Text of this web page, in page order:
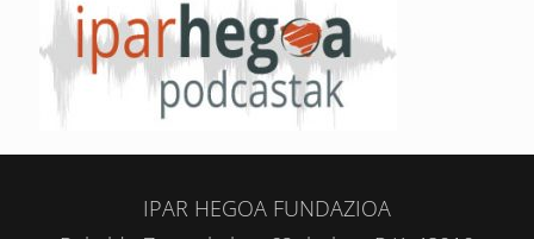
IPAR HEGOA FUNDAZIOA